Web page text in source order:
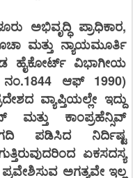
ಅಭಿವೃದ್ಧಿ ಪ್ರಾಧಿಕಾರ,
ಮತ್ತು ನ್ಯಾಯಮೂರ್ತಿ
ಹೈಕೋರ್ಟ್ ವಿಭಾಗೀಯ
ಆಫ್ 1990)
ವ್ಯಾಪ್ತಿಯಲ್ಲೇ ಇದ್ದು
ಕಾಂಪ್ರಹೆನ್ಸಿವ್
ಪಡಿಸಿದ ನಿರ್ದಿಷ್ಟ
ಏಕಸದಸ್ಯ
ಅಗತ್ಯವೇ ಇಲ್ಲ